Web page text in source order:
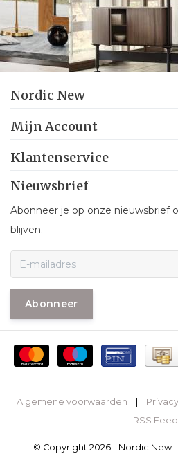
Nordic New
Mijn Account
Klantenservice
Nieuwsbrief
Abonneer je op onze nieuwsbrief
blijven.
Abonneer
Algemene voorwaarden |
RSS Feed
© Copyright 2026 - Nordic New |